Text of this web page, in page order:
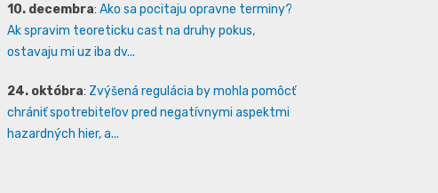
10. decembra: Ako sa pocitaju opravne terminy?
Ak spravim teoreticku cast na druhy pokus,
ostavaju mi uz iba dv...
24. októbra: Zvýšená regulácia by mohla pomôcť
chrániť spotrebiteľov pred negatívnymi aspektmi
hazardných hier, a...